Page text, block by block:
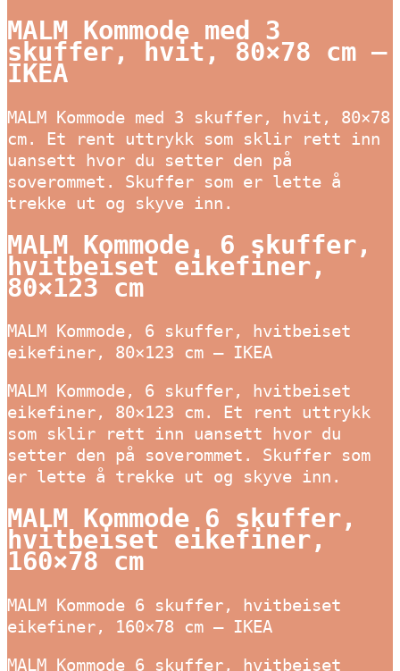
MALM Kommode med 3
skuffer, hvit, 80×78 cm –
IKEA
MALM Kommode med 3 skuffer, hvit, 80×78
cm. Et rent uttrykk som sklir rett inn
uansett hvor du setter den på
soverommet. Skuffer som er lette å
trekke ut og skyve inn.
MALM Kommode, 6 skuffer,
hvitbeiset eikefiner,
80×123 cm
MALM Kommode, 6 skuffer, hvitbeiset
eikefiner, 80×123 cm – IKEA
MALM Kommode, 6 skuffer, hvitbeiset
eikefiner, 80×123 cm. Et rent uttrykk
som sklir rett inn uansett hvor du
setter den på soverommet. Skuffer som
er lette å trekke ut og skyve inn.
MALM Kommode 6 skuffer,
hvitbeiset eikefiner,
160×78 cm
MALM Kommode 6 skuffer, hvitbeiset
eikefiner, 160×78 cm – IKEA
MALM Kommode 6 skuffer, hvitbeiset